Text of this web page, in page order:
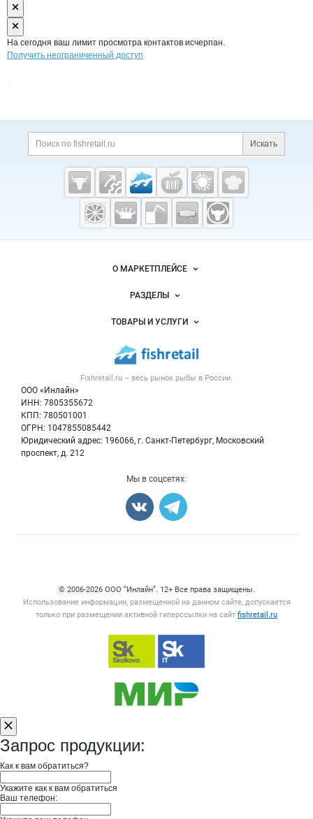
На сегодня ваш лимит просмотра контактов исчерпан.
Получить неограниченный доступ
Дополнительная информация
Поиск по сайту и
Искать
Cсылки на полезные проекты
Fishretail.ru —
рыба,
морепродукты
Важные разделы и контакты
Fishretail.ru – весь рынок рыбы в России.
ООО «Инлайн»
ИНН: 7805355672
КПП: 780501001
ОГРН: 1047855085442
Юридический адрес: 196066, г. Санкт-Петербург, Московский
проспект, д. 212
Навигация по сайтуО МАРКЕТПЛЕЙСЕ
Новости Fishretail.ru
Размещение рекламы
Публичная оферта
Контактная информация
Политика обработки персональных данных
РАЗДЕЛЫ
Объявления
Новости рынка
Блог
ТОВАРЫ И УСЛУГИ
Рыба
Икра
Мы в соцсетях:
© 2006‑2026 ООО “Инлайн”. 12+ Все права защищены.
Использование информации, размещенной на данном сайте, допускается
только при размещении активной гиперссылки на сайт fishretail.ru
Запрос продукции:
Как к вам обратиться?
Укажите как к вам обратиться
Ваш телефон: